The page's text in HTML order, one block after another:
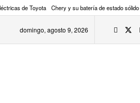
de Toyota Chery y su batería de estado sólido
domingo, agosto 9, 2026